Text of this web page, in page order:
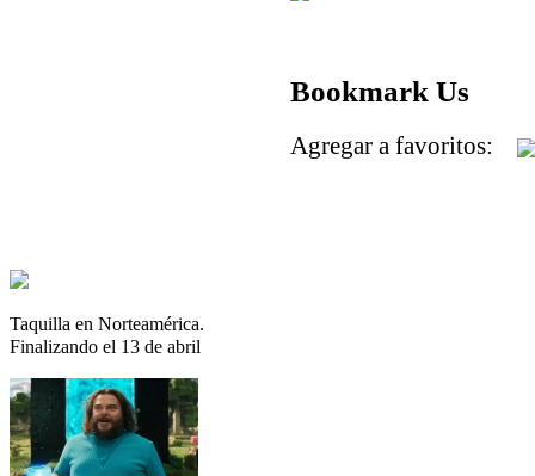
Taquilla en Norteamérica.
Finalizando el 13 de abril
Bookmark Us
Agregar a favoritos: